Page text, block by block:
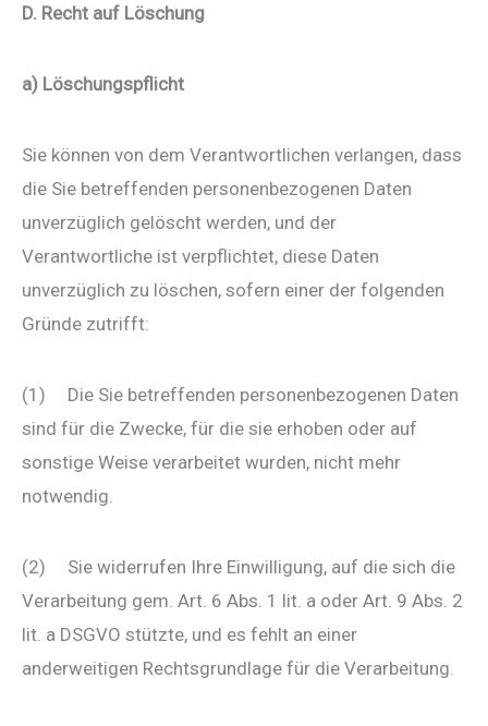
D. Recht auf Löschung
a) Löschungspflicht
Sie können von dem Verantwortlichen verlangen, dass
die Sie betreffenden personenbezogenen Daten
unverzüglich gelöscht werden, und der
Verantwortliche ist verpflichtet, diese Daten
unverzüglich zu löschen, sofern einer der folgenden
Gründe zutrifft:
(1) Die Sie betreffenden personenbezogenen Daten
sind für die Zwecke, für die sie erhoben oder auf
sonstige Weise verarbeitet wurden, nicht mehr
notwendig.
(2) Sie widerrufen Ihre Einwilligung, auf die sich die
Verarbeitung gem. Art. 6 Abs. 1 lit. a oder Art. 9 Abs. 2
lit. a DSGVO stützte, und es fehlt an einer
anderweitigen Rechtsgrundlage für die Verarbeitung.